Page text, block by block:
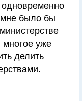
одновременно
мне было бы
многое уже
делить